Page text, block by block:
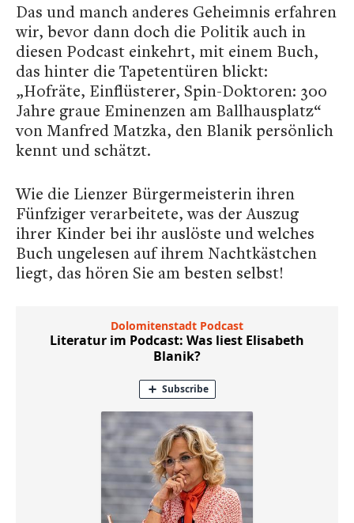
Das und manch anderes Geheimnis erfahren
wir, bevor dann doch die Politik auch in
diesen Podcast einkehrt, mit einem Buch,
das hinter die Tapetentüren blickt:
„Hofräte, Einflüsterer, Spin-Doktoren: 300
Jahre graue Eminenzen am Ballhausplatz“
von Manfred Matzka, den Blanik persönlich
kennt und schätzt.
Wie die Lienzer Bürgermeisterin ihren
Fünfziger verarbeitete, was der Auszug
ihrer Kinder bei ihr auslöste und welches
Buch ungelesen auf ihrem Nachtkästchen
liegt, das hören Sie am besten selbst!